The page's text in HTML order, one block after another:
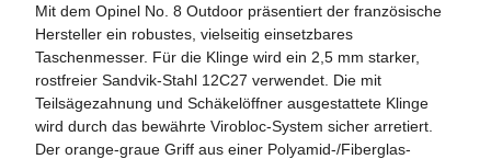
Mit dem Opinel No. 8 Outdoor präsentiert der französische
Hersteller ein robustes, vielseitig einsetzbares
Taschenmesser. Für die Klinge wird ein 2,5 mm starker,
rostfreier Sandvik-Stahl 12C27 verwendet. Die mit
Teilsägezahnung und Schäkelöffner ausgestattete Klinge
wird durch das bewährte Virobloc-System sicher arretiert.
Der orange-graue Griff aus einer Polyamid-/Fiberglas-